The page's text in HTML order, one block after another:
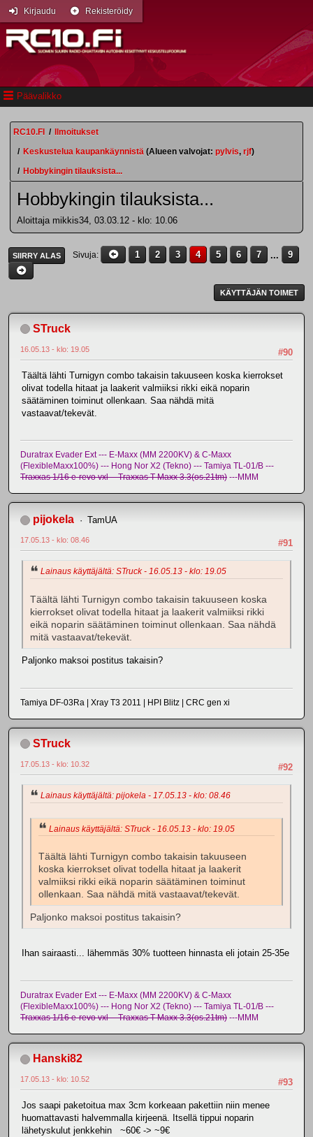
Päävalikko
Kirjaudu Rekisteröidy
RC10.FI /
Ilmoitukset
/ Keskustelua kaupankäynnistä (Alueen valvojat: pylvis, rjf)
/ Hobbykingin tilauksista...
Hobbykingin tilauksista...
Aloittaja mikkis34, 03.03.12 - klo: 10.06
SIIRRY ALAS Sivuja 1 2 3 4 5 6 7 ... 9
KÄYTTÄJÄN TOIMET
STruck
#90
16.05.13 - klo: 19.05
Täältä lähti Turnigyn combo takaisin takuuseen koska kierrokset
olivat todella hitaat ja laakerit valmiiksi rikki eikä noparin
säätäminen toiminut ollenkaan. Saa nähdä mitä
vastaavat/tekevät.
Duratrax Evader Ext --- E-Maxx (MM 2200KV) & C-Maxx
(FlexibleMaxx100%) --- Hong Nor X2 (Tekno) --- Tamiya TL-01/B ---
Traxxas 1/16 e-revo vxl -- Traxxas T-Maxx 3.3(os.21tm) ---MMM
pijokela TamUA
#91
17.05.13 - klo: 08.46
Lainaus käyttäjältä: STruck - 16.05.13 - klo: 19.05
Täältä lähti Turnigyn combo takaisin takuuseen koska
kierrokset olivat todella hitaat ja laakerit valmiiksi rikki
eikä noparin säätäminen toiminut ollenkaan. Saa nähdä
mitä vastaavat/tekevät.
Paljonko maksoi postitus takaisin?
Tamiya DF-03Ra | Xray T3 2011 | HPI Blitz | CRC gen xi
STruck
#92
17.05.13 - klo: 10.32
Lainaus käyttäjältä: pijokela - 17.05.13 - klo: 08.46
Lainaus käyttäjältä: STruck - 16.05.13 - klo: 19.05
Täältä lähti Turnigyn combo takaisin takuuseen
koska kierrokset olivat todella hitaat ja laakerit
valmiiksi rikki eikä noparin säätäminen toiminut
ollenkaan. Saa nähdä mitä vastaavat/tekevät.
Paljonko maksoi postitus takaisin?
Ihan sairaasti... lähemmäs 30% tuotteen hinnasta eli jotain 25-35e
Duratrax Evader Ext --- E-Maxx (MM 2200KV) & C-Maxx
(FlexibleMaxx100%) --- Hong Nor X2 (Tekno) --- Tamiya TL-01/B ---
Traxxas 1/16 e-revo vxl -- Traxxas T-Maxx 3.3(os.21tm) ---MMM
Hanski82
#93
17.05.13 - klo: 10.52
Jos saapi paketoitua max 3cm korkeaan pakettiin niin menee
huomattavasti halvemmalla kirjeenä. Itsellä tippui noparin
lähetyskulut jenkkehin ~60€ -> ~9€